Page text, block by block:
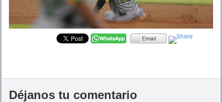
Déjanos tu comentario